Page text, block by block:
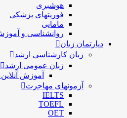
هوشبری
فوریتهای پزشکی
مامایی
روانشناسی و
دپارتمان زبان
زبان کارشناسی ارشد
زبان عمومی ارشد
آموزش
آزمونهای مهاجرت
IELTS
TOEFL
OET